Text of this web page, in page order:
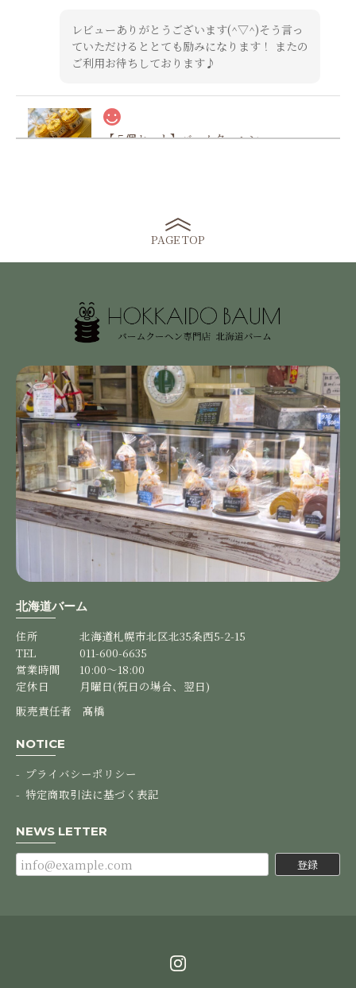
レビューありがとうございます(^▽^)そう言っ
ていただけるととても励みになります！ またの
ご利用お待ちしております♪
【５個セット】バームクーヘン
くお渡し用にみんなに分けて好評でした。また、注文したい
チョココーティング
2025/12/17
バームクーヘン、チョコがかかって美味しかったです。
嬉しいコメントありがとうございます！！ 他の
フレーバーも是非ご賞味ください♪
【３個セット】バームクーヘン
【３個セット】バームクーヘン
2025/10/17
【３個セット】バームクーヘン
2025/03/19
バームクーヘンが大好きなので、味のいろいろに惹かれてい
ます。特にチョコがけが好きです。
がとうございます。 これからも様々なチョコレ
すね♪ またのご利用お待ちしております。
PAGE TOP
北海道バーム
住所
北海道札幌市北区北35条西5-2-15
TEL
011-600-6635
営業時間
10:00～18:00
定休日
月曜日(祝日の場合、翌日)
販売責任者 髙橋
NOTICE
プライバシーポリシー
特定商取引法に基づく表記
NEWS LETTER
登録